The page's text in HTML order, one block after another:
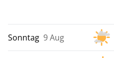
Sonntag 9 Aug